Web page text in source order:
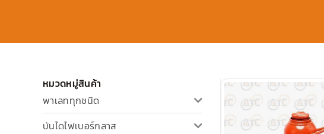
หมวดหมู่สินค้า
พาเลททุกชนิด
บันไดไฟเบอร์กลาส
PagePage